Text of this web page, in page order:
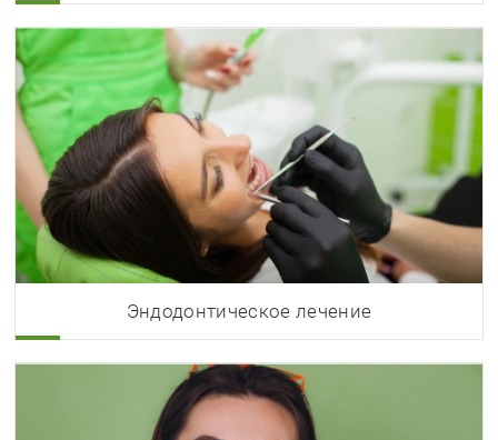
Эндодонтическое лечение